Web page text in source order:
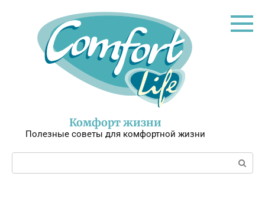
Комфорт жизни
Полезные советы для комфортной жизни
Поиск: